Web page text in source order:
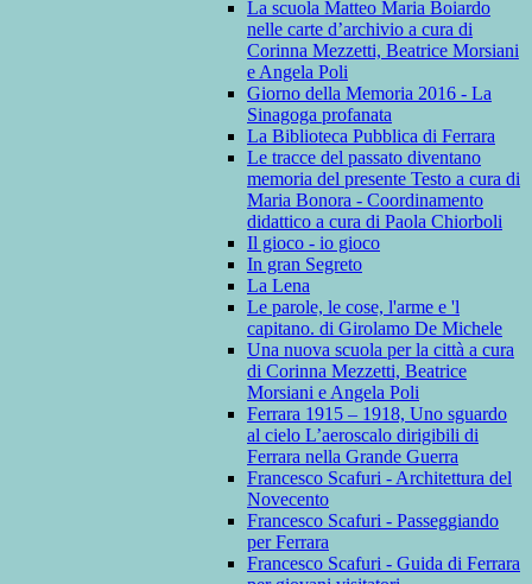
La scuola Matteo Maria Boiardo
nelle carte d’archivio a cura di
Corinna Mezzetti, Beatrice Morsiani
e Angela Poli
Giorno della Memoria 2016 - La
Sinagoga profanata
La Biblioteca Pubblica di Ferrara
Le tracce del passato diventano
memoria del presente Testo a cura di
Maria Bonora - Coordinamento
didattico a cura di Paola Chiorboli
Il gioco - io gioco
In gran Segreto
La Lena
Le parole, le cose, l'arme e 'l
capitano. di Girolamo De Michele
Una nuova scuola per la città a cura
di Corinna Mezzetti, Beatrice
Morsiani e Angela Poli
Ferrara 1915 – 1918, Uno sguardo
al cielo L’aeroscalo dirigibili di
Ferrara nella Grande Guerra
Francesco Scafuri - Architettura del
Novecento
Francesco Scafuri - Passeggiando
per Ferrara
Francesco Scafuri - Guida di Ferrara